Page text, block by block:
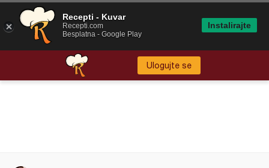
Ulogujte se
Recepti - Kuvar
Recepti.com
Besplatna - Google Play
Instalirajte